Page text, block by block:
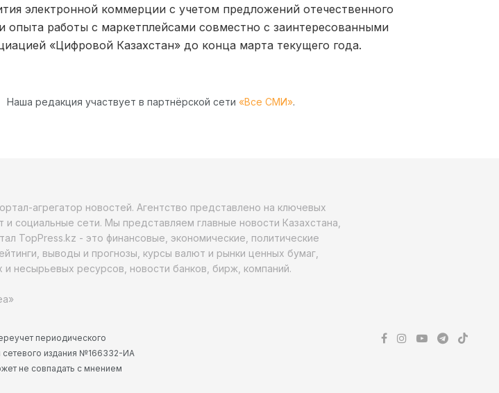
электронной коммерции с учетом предложений отечественного
опыта работы с маркетплейсами совместно с заинтересованными
«Цифровой Казахстан» до конца марта текущего года.
Наша редакция участвует в партнёрской сети «Все СМИ».
агрегатор новостей. Агентство представлено на ключевых
и социальные сети. Мы представляем главные новости Казахстана,
TopPress.kz - это финансовые, экономические, политические
выводы и прогнозы, курсы валют и рынки ценных бумаг,
несырьевых ресурсов, новости банков, бирж, компаний.
периодического
сетевого издания №166332-ИА
не совпадать с мнением